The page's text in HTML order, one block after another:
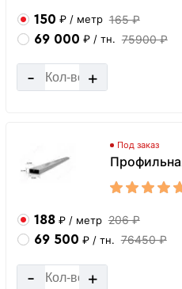
150 ₽ / метр 165 ₽
69 000 ₽ / тн. 75900 ₽
- +
Под заказ
188 ₽ / метр 206 ₽
69 500 ₽ / тн. 76450 ₽
- +